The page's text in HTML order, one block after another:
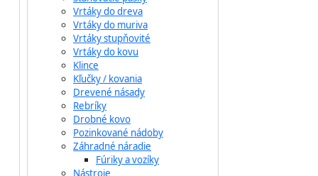
Vrtáky do dreva
Vrtáky do muriva
Vrtáky stupňovité
Vrtáky do kovu
Klince
Kľučky / kovania
Drevené násady
Rebríky
Drobné kovo
Pozinkované nádoby
Záhradné náradie
Fúriky a vozíky
Nástroje